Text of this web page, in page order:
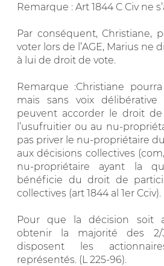
Remarque : Art 1844 C Civ ne
Par conséquent, Christiane,
voter lors de l’AGE, Marius ne
à lui de droit de vote.
Remarque :Christiane
mais sans voix
peuvent accorder le droit
l’usufruitier ou au nu-
pas priver le nu-propriétaire
aux décisions collectives
nu-propriétaire ayant la
bénéficie du droit de
collectives (art 1844 al 1er Cciv).
Pour que la décision soit
obtenir la majorité des
disposent les
représentés. (L 225-96).